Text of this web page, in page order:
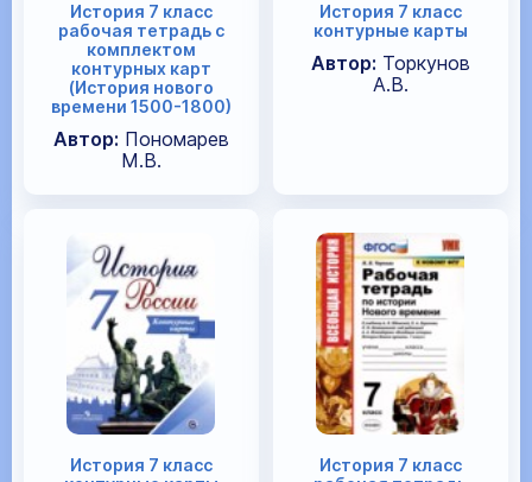
История 7 класс
рабочая тетрадь с
комплектом
контурных карт
(История нового
времени 1500-1800)
Автор: Пономарев
М.В.
История 7 класс
контурные карты
Автор: Торкунов
А.В.
История 7 класс
История 7 класс